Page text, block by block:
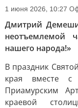
1 июня 2026, 10:27
Дмитрий
неотъемлемой
нашего народа!»
В праздник
края вместе с
Приамурским
краевой